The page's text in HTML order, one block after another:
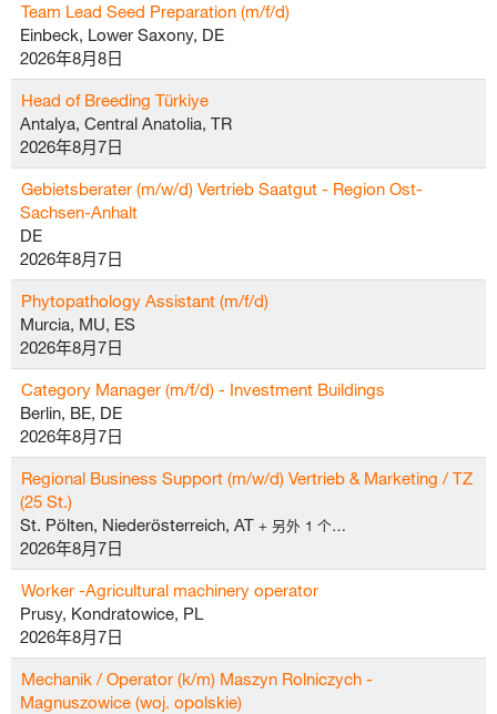
Team Lead Seed Preparation (m/f/d)
Einbeck, Lower Saxony, DE
2026年8月8日
Head of Breeding Türkiye
Antalya, Central Anatolia, TR
2026年8月7日
Gebietsberater (m/w/d) Vertrieb Saatgut - Region Ost-
Sachsen-Anhalt
DE
2026年8月7日
Phytopathology Assistant (m/f/d)
Murcia, MU, ES
2026年8月7日
Category Manager (m/f/d) - Investment Buildings
Berlin, BE, DE
2026年8月7日
Regional Business Support (m/w/d) Vertrieb & Marketing / TZ
(25 St.)
St. Pölten, Niederösterreich, AT + 另外 1 个…
2026年8月7日
Worker -Agricultural machinery operator
Prusy, Kondratowice, PL
2026年8月7日
Mechanik / Operator (k/m) Maszyn Rolniczych -
Magnuszowice (woj. opolskie)